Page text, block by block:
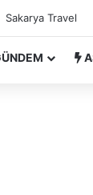
Sakarya Travel